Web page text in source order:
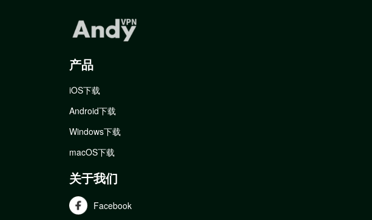
产品
iOS下载
Android下载
Windows下载
macOS下载
关于我们
Facebook